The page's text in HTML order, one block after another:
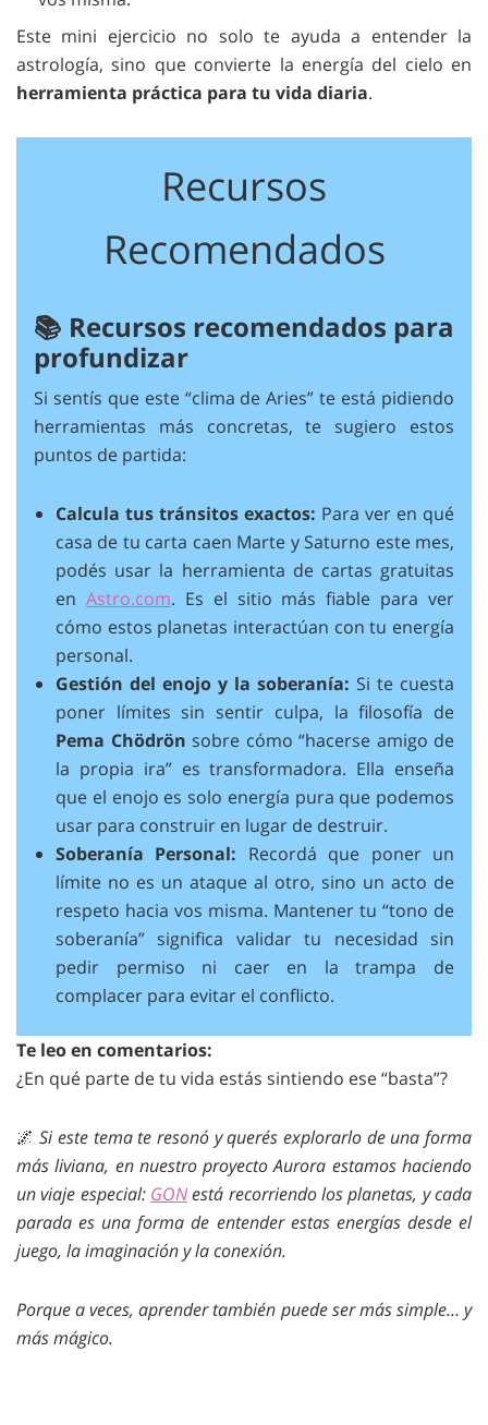
Este mini ejercicio no solo te ayuda a entender la
astrología, sino que convierte la energía del cielo en
herramienta práctica para tu vida diaria.
Recursos
Recomendados
📚 Recursos recomendados para
profundizar
Si sentís que este “clima de Aries” te está pidiendo
herramientas más concretas, te sugiero estos
puntos de partida:
Calcula tus tránsitos exactos: Para ver en qué
casa de tu carta caen Marte y Saturno este mes,
podés usar la herramienta de cartas gratuitas
en Astro.com. Es el sitio más fiable para ver
cómo estos planetas interactúan con tu energía
personal.
Gestión del enojo y la soberanía: Si te cuesta
poner límites sin sentir culpa, la filosofía de
Pema Chödrön sobre cómo “hacerse amigo de
la propia ira” es transformadora. Ella enseña
que el enojo es solo energía pura que podemos
usar para construir en lugar de destruir.
Soberanía Personal: Recordá que poner un
límite no es un ataque al otro, sino un acto de
respeto hacia vos misma. Mantener tu “tono de
soberanía” significa validar tu necesidad sin
pedir permiso ni caer en la trampa de
complacer para evitar el conflicto.
Te leo en comentarios:
¿En qué parte de tu vida estás sintiendo ese “basta”?
🌌Si este tema te resonó y querés explorarlo de una forma
más liviana, en nuestro proyecto Aurora estamos haciendo
un viaje especial: GONestá recorriendo los planetas, y cada
parada es una forma de entender estas energías desde el
juego, la imaginación y la conexión.
Porque a veces, aprender también puede ser más simple… y
más mágico.